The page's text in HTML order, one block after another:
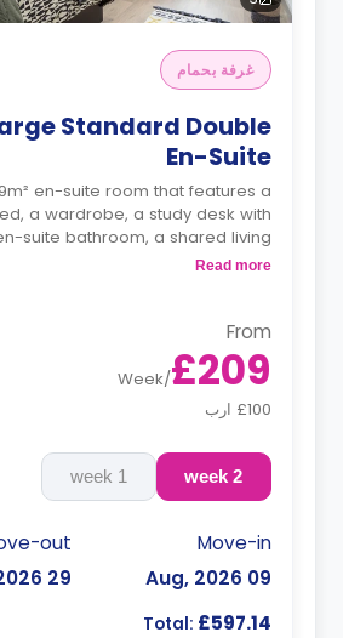
غرفة بحمام
Standard Double
En-Suite
en-suite room that features a
a wardrobe, a study desk with
suite bathroom, a shared living
a kitchen that has a fridge and a
Read more
From
£209
/
Week
£100 ارب
2 week
1 week
Move-in
09 Aug, 2026
out
29 Aug, 2026
Total: £597.14